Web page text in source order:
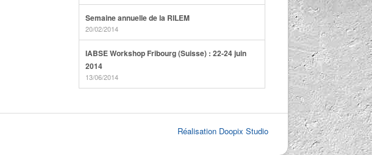
Semaine annuelle de la RILEM
20/02/2014
IABSE Workshop Fribourg (Suisse) : 22-24 juin
2014
13/06/2014
Réalisation Doopix Studio